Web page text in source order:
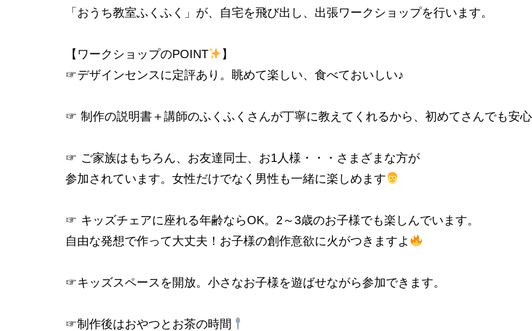
「おうち教室ふくふく」が、自宅を飛び出し、出張ワークショップを行います。
【ワークショップのPOINT
】
☞デザインセンスに定評あり。眺めて楽しい、食べておいしい♪
☞ 制作の説明書＋講師のふくふくさんが丁寧に教えてくれるから、初めてさんでも安
☞ ご家族はもちろん、お友達同士、お1人様・・・さまざまな方が
参加されています。女性だけでなく男性も一緒に楽しめます
☞ キッズチェアに座れる年齢ならOK。2～3歳のお子様でも楽しんでいます。
自由な発想で作って大丈夫！お子様の創作意欲に火がつきますよ
☞キッズスペースを開放。小さなお子様を遊ばせながら参加できます。
☞制作後はおやつとお茶の時間